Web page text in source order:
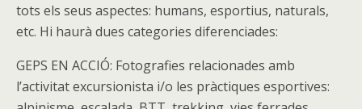
tots els seus aspectes: humans, esportius, naturals,
etc. Hi haurà dues categories diferenciades:
GEPS EN ACCIÓ: Fotografies relacionades amb
l’activitat excursionista i/o les pràctiques esportives: